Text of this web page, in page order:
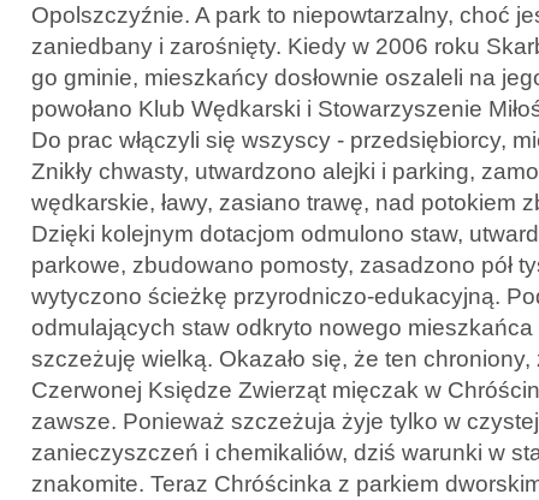
Opolszczyźnie. A park to niepowtarzalny, choć
zaniedbany i zarośnięty. Kiedy w 2006 roku
go gminie, mieszkańcy dosłownie oszaleli na
powołano Klub Wędkarski i Stowarzyszenie
Do prac włączyli się wszyscy - przedsiębiorcy,
Znikły chwasty, utwardzono alejki i parking,
wędkarskie, ławy, zasiano trawę, nad potokiem
Dzięki kolejnym dotacjom odmulono staw,
parkowe, zbudowano pomosty, zasadzono pół
wytyczono ścieżkę przyrodniczo-edukacyjną.
odmulających staw odkryto nowego mieszkańca
szczeżuję wielką. Okazało się, że ten
Czerwonej Księdze Zwierząt mięczak w
zawsze. Ponieważ szczeżuja żyje tylko w
zanieczyszczeń i chemikaliów, dziś warunki w
znakomite. Teraz Chróścinka z parkiem